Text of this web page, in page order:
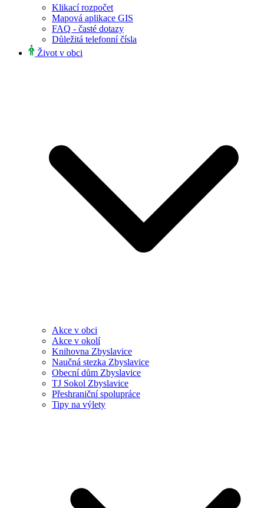
Klikací rozpočet
Mapová aplikace GIS
FAQ - časté dotazy
Důležitá telefonní čísla
Život v obci
Akce v obci
Akce v okolí
Knihovna Zbyslavice
Naučná stezka Zbyslavice
Obecní dům Zbyslavice
TJ Sokol Zbyslavice
Přeshraniční spolupráce
Tipy na výlety